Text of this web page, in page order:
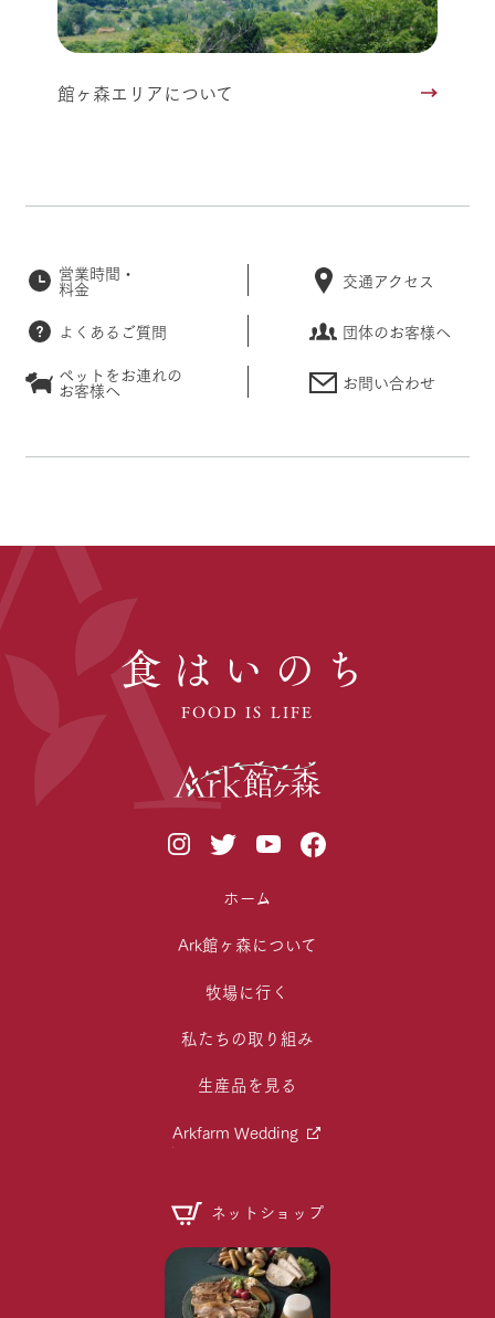
館ヶ森エリアについて
営業時間・
料金 交通アクセス
よくあるご質問
団体のお客様へ
ペットをお連れの
お客様へ お問い合わせ
食はいのち
FOOD IS LIFE
ホーム
Ark館ヶ森について
牧場に行く
私たちの取り組み
生産品を見る
Arkfarm Wedding
ネットショップ